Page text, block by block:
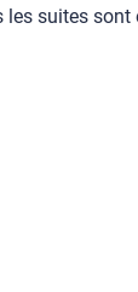
suites sont